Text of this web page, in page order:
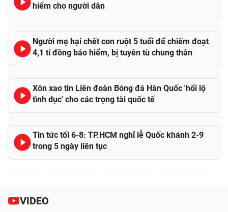
hiểm cho người dân
Người mẹ hại chết con ruột 5 tuổi để chiếm đoạt
4,1 tỉ đồng bảo hiểm, bị tuyên tù chung thân
Xôn xao tin Liên đoàn Bóng đá Hàn Quốc 'hối lộ
tình dục' cho các trọng tài quốc tế
Tin tức tối 6-8: TP.HCM nghỉ lễ Quốc khánh 2-9
trong 5 ngày liên tục
VIDEO